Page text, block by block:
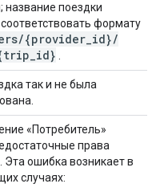
название поездки
формату
/{provider id}/
id}
так и не была
«Потребитель»
права
Эта ошибка возникает в
случаях: